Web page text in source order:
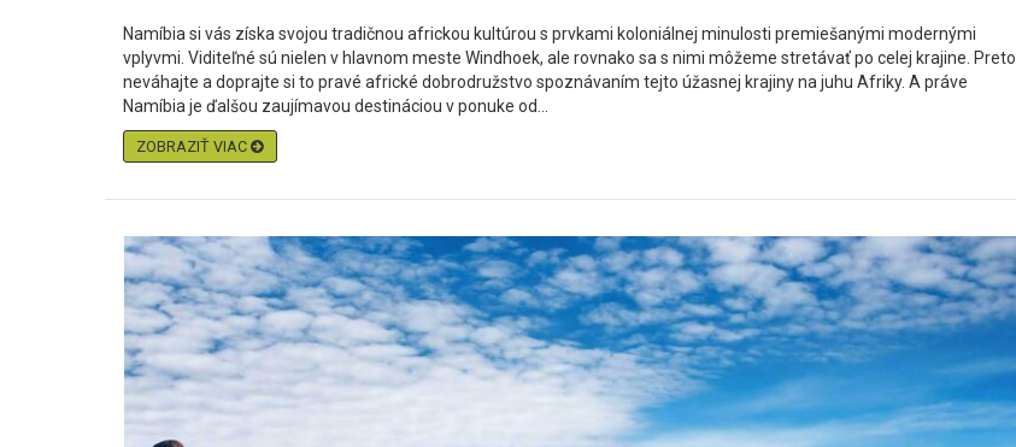
Namíbia si vás získa svojou tradičnou africkou kultúrou s prvkami koloniálnej minulosti premiešanými modernými
vplyvmi. Viditeľné sú nielen v hlavnom meste Windhoek, ale rovnako sa s nimi môžeme stretávať po celej krajine. Preto
neváhajte a doprajte si to pravé africké dobrodružstvo spoznávaním tejto úžasnej krajiny na juhu Afriky. A práve
Namíbia je ďalšou zaujímavou destináciou v ponuke od...
ZOBRAZIŤ VIAC